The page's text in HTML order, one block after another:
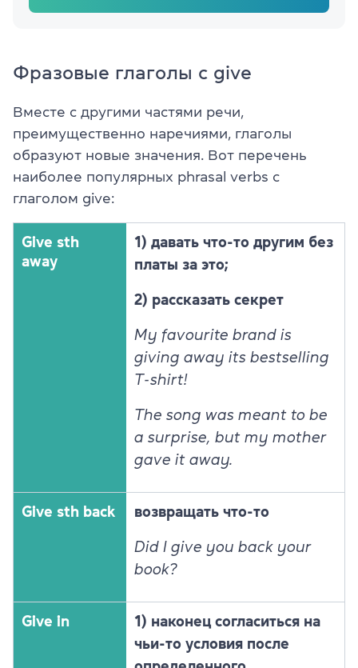
Фразовые глаголы с give
Вместе с другими частями речи,
преимущественно наречиями, глаголы
образуют новые значения. Вот перечень
наиболее популярных phrasal verbs с
глаголом give:
Give sth
away
1) давать что-то другим без
платы за это;
2) рассказать секрет
My favourite brand is
giving away its bestselling
T-shirt!
The song was meant to be
a surprise, but my mother
gave it away.
Give sth back возвращать что-то
Did I give you back your
book?
Give in
1) наконец согласиться на
чьи-то условия после